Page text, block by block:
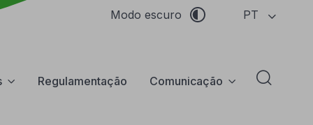
Modo escuro PT
Regulamentação Comunicação Abrir